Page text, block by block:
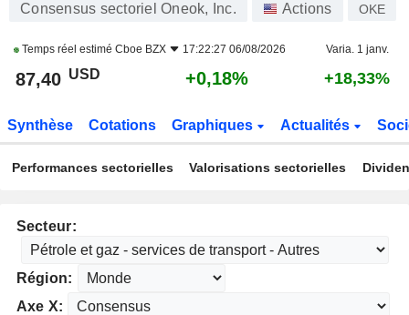
Consensus sectoriel Oneok, Inc. Actions OKE
Temps réel estimé Cboe BZX 17:22:27 06/08/2026 Varia. 1 janv.
87,40 USD +0,18% +18,33%
Synthèse Cotations Graphiques Actualités
Performances sectorielles Valorisations sectorielles
Secteur:
Région:
Axe X: